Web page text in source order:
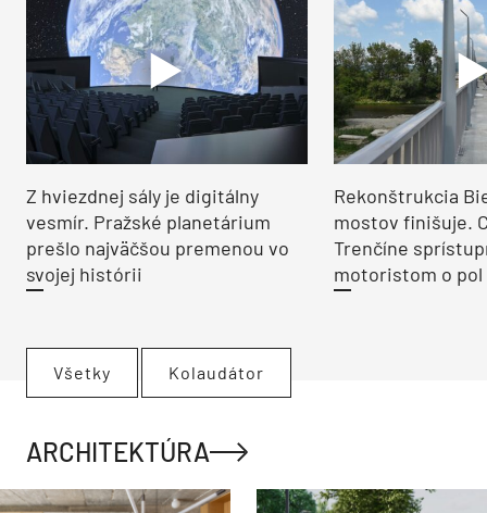
Z hviezdnej sály je digitálny
vesmír. Pražské planetárium
prešlo najväčšou premenou vo
svojej histórii
Rekonštrukcia
mostov finišuje.
Trenčíne
motoristom o pol
Všetky Kolaudátor
ARCHITEKTÚRA